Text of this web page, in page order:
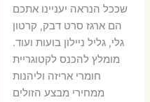
שככל הנראה יעניינו אתכם
הם ארגז סרט דבק, קרטון
גלי, גליל ניילון בועות ועוד.
מומלץ להכנס לקטוגריית
חומרי אריזה וליהנות
ממחירי מבצע הזולים